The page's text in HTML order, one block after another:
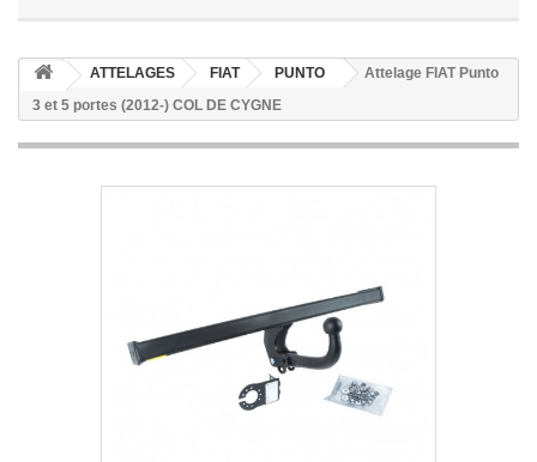
ATTELAGES FIAT PUNTO
Attelage FIAT Punto
3 et 5 portes (2012-) COL DE CYGNE